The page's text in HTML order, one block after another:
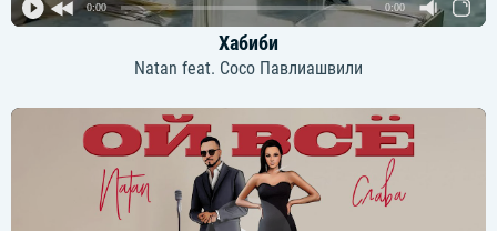
0:00 0:00
Хабиби
Natan feat. Сосо Павлиашвили